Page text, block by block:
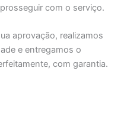
com o serviço.
aprovação, realizamos
e entregamos o
com garantia.